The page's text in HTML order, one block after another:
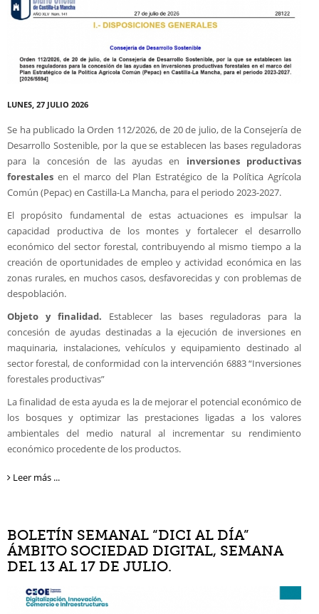
LUNES, 27 JULIO 2026
Se ha publicado la Orden 112/2026, de 20 de julio, de la Consejería de
Desarrollo Sostenible, por la que se establecen las bases reguladoras
para la concesión de las ayudas en inversiones productivas
forestales en el marco del Plan Estratégico de la Política Agrícola
Común (Pepac) en Castilla-La Mancha, para el periodo 2023-2027.
El propósito fundamental de estas actuaciones es impulsar la
capacidad productiva de los montes y fortalecer el desarrollo
económico del sector forestal, contribuyendo al mismo tiempo a la
creación de oportunidades de empleo y actividad económica en las
zonas rurales, en muchos casos, desfavorecidas y con problemas de
despoblación.
Objeto y finalidad. Establecer las bases reguladoras para la
concesión de ayudas destinadas a la ejecución de inversiones en
maquinaria, instalaciones, vehículos y equipamiento destinado al
sector forestal, de conformidad con la intervención 6883 “Inversiones
forestales productivas”
La finalidad de esta ayuda es la de mejorar el potencial económico de
los bosques y optimizar las prestaciones ligadas a los valores
ambientales del medio natural al incrementar su rendimiento
económico procedente de los productos.
Leer más ...
BOLETÍN SEMANAL “DICI AL DÍA”
ÁMBITO SOCIEDAD DIGITAL, SEMANA
DEL 13 AL 17 DE JULIO.